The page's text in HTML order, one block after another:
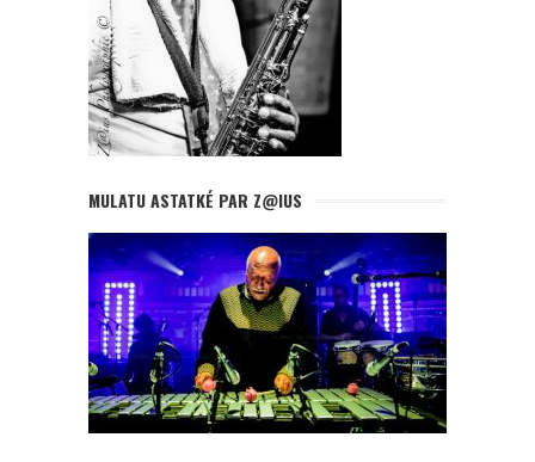
MULATU ASTATKÉ PAR Z@IUS